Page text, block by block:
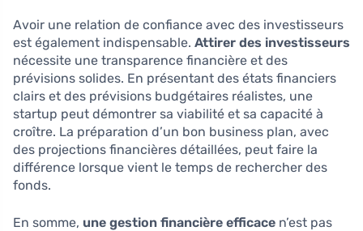
Avoir une relation de confiance avec des investisseurs
est également indispensable. Attirer des investisseurs
nécessite une transparence financière et des
prévisions solides. En présentant des états financiers
clairs et des prévisions budgétaires réalistes, une
startup peut démontrer sa viabilité et sa capacité à
croître. La préparation d’un bon business plan, avec
des projections financières détaillées, peut faire la
différence lorsque vient le temps de rechercher des
fonds.
En somme, une gestion financière efficace n’est pas